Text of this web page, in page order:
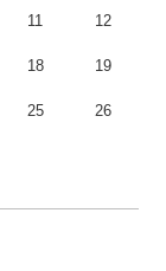
11 12
18 19
25 26